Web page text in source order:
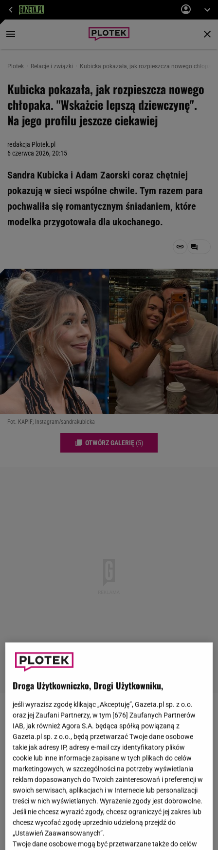
Plotek Relacje i związki Kubicka pokazała, jak rozpieszcza nowego
Kubicka pokazała, jak rozpieszcza nowego
chłopaka. "Wskażcie lepszą dziewczynę".
Na jego profilu jeszcze ciekawiej
redakcja Plotek.pl
6 czerwca 2026, 20:15
Sandra Kubicka i Adam Zaorski coraz chętniej
pokazują w sieci wspólne chwile. Tym razem para
pochwaliła się romantycznym śniadaniem, które
modelka przygotowała dla ukochanego.
Fot. KAPIF; Instagram/sandrakubicka
OTWÓRZ GALERIĘ (5)
Sandra Kubickaod niedawna jest w związku
z Adamem Zaorskim, przedsiębiorcą i menedżerem
związanym z Trójmiastem. Modelka wydaje się być
naprawdę szczęśliwa. Na jej profilu coraz częściej
pojawiają się romantyczne kadry, które spotykają się
z dużym zainteresowaniem internautów. Pod
jednym z ostatnich nagrań, na którym para tańczy,
Kubickazamieściła wymowny wpis: "Bogata w życiu,
bo mam ciebie", dając jasno do zrozumienia, że
Zaorski stał się dla niej naprawdę ważną osobą.
Droga Użytkowniczko, Drogi Użytkowniku,
jeśli wyrazisz zgodę klikając „Akceptuję”, Gazeta.pl sp. z o.o.
oraz jej Zaufani Partnerzy, w tym [676] Zaufanych Partnerów
IAB, jak również Agora S.A. będąca spółką powiązaną z
Gazeta.pl sp. z o.o., będą przetwarzać Twoje dane osobowe
takie jak adresy IP, adresy e-mail czy identyfikatory plików
cookie lub inne informacje zapisane w tych plikach do celów
marketingowych, w szczególności na potrzeby wyświetlania
reklam dopasowanych do Twoich zainteresowań i preferencji w
swoich serwisach, aplikacjach i w Internecie lub personalizacji
treści w nich wyświetlanych. Wyrażenie zgody jest dobrowolne.
Jeśli nie chcesz wyrazić zgody, chcesz ograniczyć jej zakres lub
chcesz wycofać zgodę uprzednio udzieloną przejdź do
„Ustawień Zaawansowanych”.
Twoje dane osobowe mogą być przetwarzane także do celów